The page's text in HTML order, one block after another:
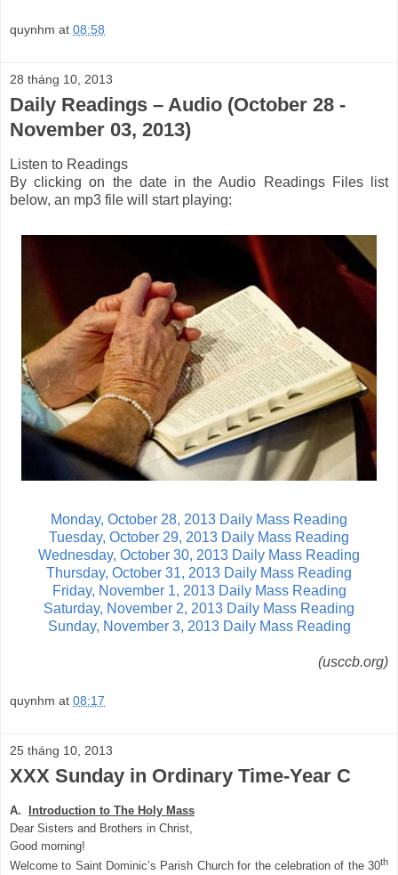
quynhm at 08:58
28 tháng 10, 2013
Daily Readings – Audio (October 28 -
November 03, 2013)
Listen to Readings
By clicking on the date in the Audio Readings Files list
below, an mp3 file will start playing:
Monday, October 28, 2013 Daily Mass Reading
Tuesday, October 29, 2013 Daily Mass Reading
Wednesday, October 30, 2013 Daily Mass Reading
Thursday, October 31, 2013 Daily Mass Reading
Friday, November 1, 2013 Daily Mass Reading
Saturday, November 2, 2013 Daily Mass Reading
Sunday, November 3, 2013 Daily Mass Reading
(usccb.org)
quynhm at 08:17
25 tháng 10, 2013
XXX Sunday in Ordinary Time-Year C
A.
Introduction to The Holy Mass
Dear Sisters and Brothers in Christ,
Good morning!
Welcome to Saint Dominic’s Parish Church for the celebration of the 30th